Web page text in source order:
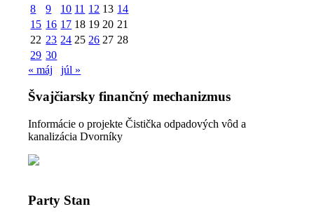
8
9 10 11 12 13 14
15 16 17 18 19 20 21
22 23 24 25 26 27 28
29 30
« máj
júl »
Švajčiarsky finančný mechanizmus
Informácie o projekte Čistička odpadových vôd a
kanalizácia Dvorníky
Party Stan